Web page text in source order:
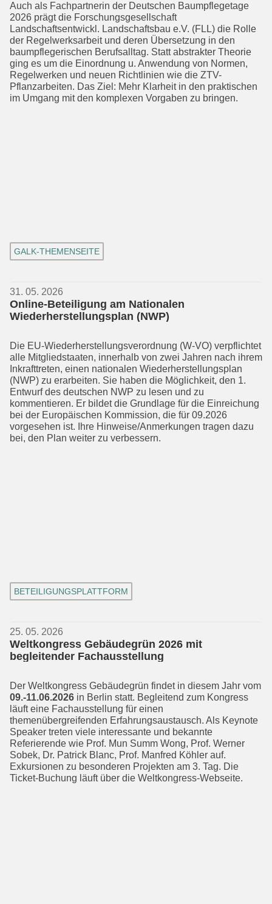
Auch als Fachpartnerin der Deutschen Baumpflegetage
2026 prägt die Forsch­ungsgesellschaft
Landschaftsentwickl. Landschaftsbau e.V. (FLL) die Rolle
der Regelwerksarbeit und deren Übersetzung in den
baumpflegerischen Berufsalltag. Statt abstrakter Theorie
ging es um die Einordnung u. Anwendung von Normen,
Regelwerken und neuen Richtlinien wie die ZTV-
Pflanzarbeiten. Das Ziel: Mehr Klarheit in den praktischen
im Umgang mit den komplexen Vorgaben zu bringen.
GALK-THEMENSEITE
31. 05. 2026
Online-Beteiligung am Nationalen
Wiederherstellungsplan (NWP)
Die EU-Wiederherstellungsverordnung (W-VO) verpflichtet
alle Mitgliedstaaten, innerhalb von zwei Jahren nach ihrem
Inkrafttreten, einen nationalen Wieder­herstellungsplan
(NWP) zu erarbeiten. Sie haben die Möglichkeit, den 1.
Entwurf des deutschen NWP zu lesen und zu
kommentieren. Er bildet die Grundlage für die Einreichung
bei der Europäischen Kommission, die für 09.2026
vorgesehen ist. Ihre Hinweise/Anmerkungen tragen dazu
bei, den Plan weiter zu verbessern.
BETEILIGUNGSPLATTFORM
25. 05. 2026
Weltkongress Gebäudegrün 2026 mit
begleitender Fachausstellung
Der Weltkongress Gebäudegrün findet in diesem Jahr vom
09.-11.06.2026 in Berlin statt. Begleitend zum Kongress
läuft eine Fachausstellung für einen
themenübergreifenden Erfahrungsaus­tausch. Als Keynote
Speaker treten viele interessante und bekannte
Referierende wie Prof. Mun Summ Wong, Prof. Werner
Sobek, Dr. Patrick Blanc, Prof. Manfred Köhler auf.
Exkursionen zu besonderen Projekten am 3. Tag. Die
Ticket-Buchung läuft über die Weltkongress-Webseite.